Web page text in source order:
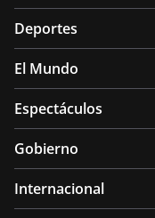
Deportes
El Mundo
Espectáculos
Gobierno
Internacional